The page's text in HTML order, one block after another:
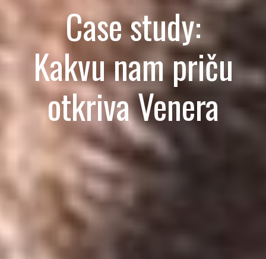
Case study:
Kakvu nam priču
otkriva Venera